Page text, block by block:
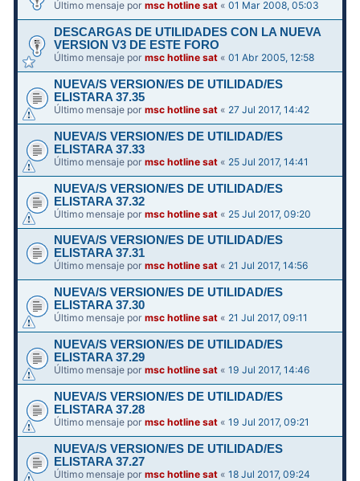
Último mensaje pormsc hotline sat «01 Mar 2008, 05:03
DESCARGAS DE UTILIDADES CON LA NUEVA
VERSION V3 DE ESTE FORO
Último mensaje pormsc hotline sat «01 Abr 2005, 12:58
NUEVA/S VERSION/ES DE UTILIDAD/ES
ELISTARA 37.35
Último mensaje pormsc hotline sat « 27 Jul 2017, 14:42
NUEVA/S VERSION/ES DE UTILIDAD/ES
ELISTARA 37.33
Último mensaje pormsc hotline sat « 25 Jul 2017, 14:41
NUEVA/S VERSION/ES DE UTILIDAD/ES
ELISTARA 37.32
Último mensaje pormsc hotline sat « 25 Jul 2017, 09:20
NUEVA/S VERSION/ES DE UTILIDAD/ES
ELISTARA 37.31
Último mensaje pormsc hotline sat « 21 Jul 2017, 14:56
NUEVA/S VERSION/ES DE UTILIDAD/ES
ELISTARA 37.30
Último mensaje pormsc hotline sat « 21 Jul 2017, 09:11
NUEVA/S VERSION/ES DE UTILIDAD/ES
ELISTARA 37.29
Último mensaje pormsc hotline sat «19 Jul 2017, 14:46
NUEVA/S VERSION/ES DE UTILIDAD/ES
ELISTARA 37.28
Último mensaje pormsc hotline sat «19 Jul 2017, 09:21
NUEVA/S VERSION/ES DE UTILIDAD/ES
ELISTARA 37.27
Último mensaje pormsc hotline sat «18 Jul 2017, 09:24